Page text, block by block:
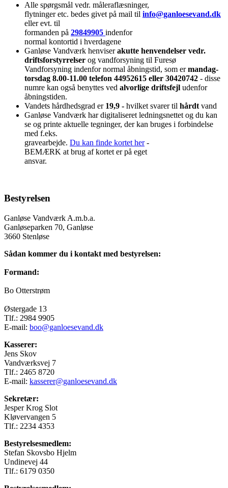
Alle spørgsmål vedr. måleraflæsninger,
flytninger etc. bedes givet på mail til info@ganloesevand.dk
eller evt. til
formanden på 29849905 indenfor
normal kontortid i hverdagene
Ganløse Vandværk henviserakutte henvendelser vedr.
driftsforstyrrelser og vandforsyning til Furesø
Vandforsyning indenfor normal åbningstid, som ermandag-
torsdag 8.00-11.00 telefon 44952615 eller 30420742 - disse
numre kan også benyttes ved alvorlige driftsfejl udenfor
åbningstiden.
Vandets hårdhedsgrad er 19,9 - hvilket svarer til hårdt vand
Ganløse Vandværk har digitaliseret ledningsnettet og du kan
se og printe aktuelle tegninger, der kan bruges i forbindelse
med f.eks.
gravearbejde. Du kan finde kortet her-
BEMÆRK at brug af kortet er på eget
ansvar.
Bestyrelsen
Ganløse Vandværk A.m.b.a.
Ganløseparken 70, Ganløse
3660 Stenløse
Sådan kommer du i kontakt med bestyrelsen:
Formand:
Bo Otterstrøm
Østergade 13
Tlf.: 2984 9905
E-mail: boo@ganloesevand.dk
Kasserer:
Jens Skov
Vandværksvej 7
Tlf.: 2465 8720
E-mail: kasserer@ganloesevand.dk
Sekretær:
Jesper Krog Slot
Kløvervangen 5
Tlf.: 2234 4353
Bestyrelsesmedlem:
Stefan Skovsbo Hjelm
Undinevej 44
Tlf.: 6179 0350